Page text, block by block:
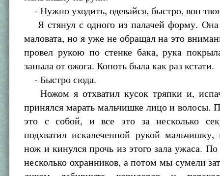
- Нужно уходить, одевайся, быстро, вон
Я стянул с одного из палачей форму. Она
маловата, но я уже не обращал на это
провел рукою по стенке бака, рука
заныла от ожога. Копоть была как раз кстати.
- Быстро сюда.
Ножом я отхватил кусок тряпки и,
принялся марать мальчишке лицо и волосы.
это с собой, и все это за несколько
подхватил искалеченной рукой
нож и кинулся прочь из этого зала ужаса.
несколько охранников, а потом мы сумели